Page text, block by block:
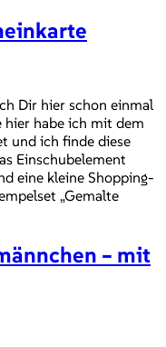
Dir hier schon einmal
hier habe ich mit dem
und ich finde diese
Einschubelement
eine kleine Shopping-
„Gemalte
– mit